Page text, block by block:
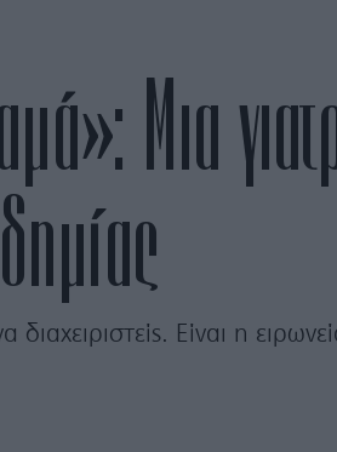
Μια
Είναι η